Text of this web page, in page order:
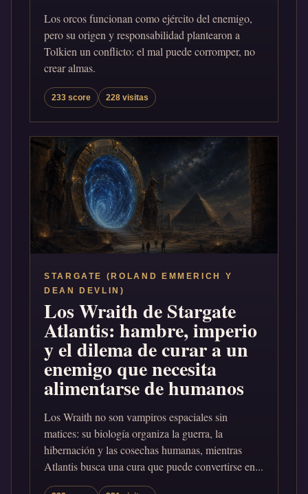
Los orcos funcionan como ejército del enemigo,
pero su origen y responsabilidad plantearon a
Tolkien un conflicto: el mal puede corromper, no
crear almas.
233 score 228 visitas
STARGATE (ROLAND EMMERICH Y
DEAN DEVLIN)
Los Wraith de Stargate
Atlantis: hambre, imperio
y el dilema de curar a un
enemigo que necesita
alimentarse de humanos
Los Wraith no son vampiros espaciales sin
matices: su biología organiza la guerra, la
hibernación y las cosechas humanas, mientras
Atlantis busca una cura que puede convertirse en...